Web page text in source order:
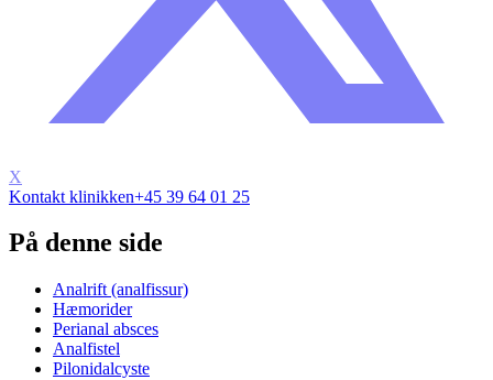
X
Kontakt klinikken+45 39 64 01 25
På denne side
Analrift (analfissur)
Hæmorider
Perianal absces
Analfistel
Pilonidalcyste